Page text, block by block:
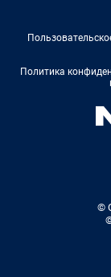
Политика
©